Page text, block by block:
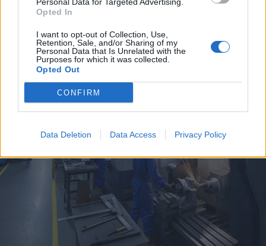
Opted In
I want to opt-out of Collection, Use,
Retention, Sale, and/or Sharing of my
Personal Data that Is Unrelated with the
Purposes for which it was collected.
Opted Out
CONFIRM
Data Deletion Data Access Privacy Policy
DALLA HOME